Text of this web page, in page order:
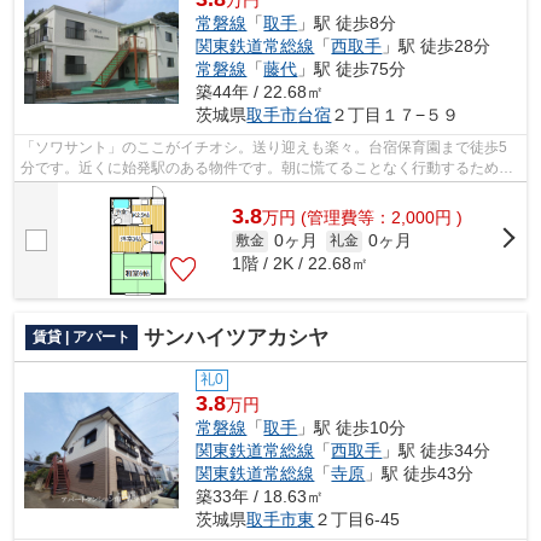
常磐線 「取手 」駅 徒歩8分
関東鉄道常総線 「西取手 」駅 徒歩28分
常磐線 「藤代 」駅 徒歩75分
築44年 / 22.68㎡
茨城県取手市台宿２丁目１７−５９
「ソワサント」のここがイチオシ。送り迎えも楽々。台宿保育園まで徒歩5
分です。近くに始発駅のある物件です。朝に慌てることなく行動するために
駅から徒歩8分の駅近物件はいかがでし...
3.8万円 (管理費等：2,000円 )
敷金 0ヶ月 礼金 0ヶ月
1階 / 2K / 22.68㎡
賃貸 | アパート サンハイツアカシヤ
礼0
3.8万円
常磐線 「取手 」駅 徒歩10分
関東鉄道常総線 「西取手 」駅 徒歩34分
関東鉄道常総線 「寺原 」駅 徒歩43分
築33年 / 18.63㎡
茨城県取手市東 ２丁目6-45